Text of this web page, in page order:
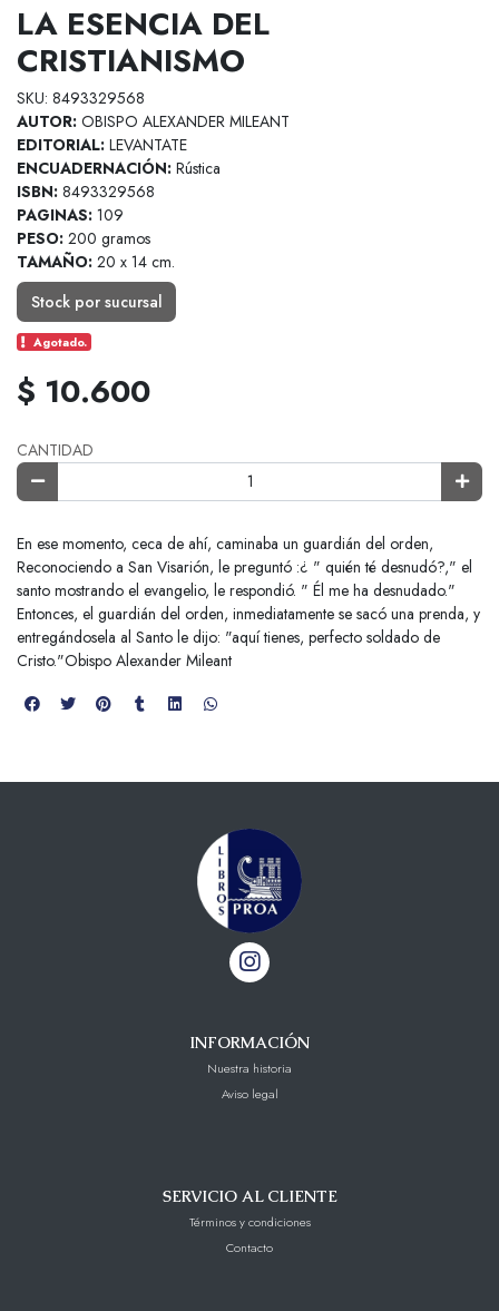
LA ESENCIA DEL
CRISTIANISMO
SKU: 8493329568
AUTOR: OBISPO ALEXANDER MILEANT
EDITORIAL: LEVANTATE
ENCUADERNACIÓN: Rústica
ISBN: 8493329568
PAGINAS: 109
PESO: 200 gramos
TAMAÑO: 20 x 14 cm.
Stock por sucursal
Agotado.
$ 10.600
CANTIDAD
En ese momento, ceca de ahí, caminaba un guardián del orden,
Reconociendo a San Visarión, le preguntó :¿ " quién té desnudó?," el
santo mostrando el evangelio, le respondió. " Él me ha desnudado."
Entonces, el guardián del orden, inmediatamente se sacó una prenda, y
entregándosela al Santo le dijo: "aquí tienes, perfecto soldado de
Cristo."Obispo Alexander Mileant
INFORMACIÓN
Nuestra historia
Aviso legal
SERVICIO AL CLIENTE
Términos y condiciones
Contacto